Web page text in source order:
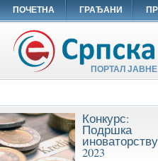
ПОЧЕТНА ГРАЂАНИ
ПОРТАЛ
Конкурс:
Подршка
иноваторству
2023